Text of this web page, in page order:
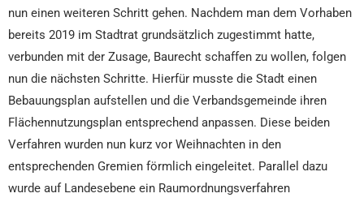
nun einen weiteren Schritt gehen. Nachdem man dem Vorhaben
bereits 2019 im Stadtrat grundsätzlich zugestimmt hatte,
verbunden mit der Zusage, Baurecht schaffen zu wollen, folgen
nun die nächsten Schritte. Hierfür musste die Stadt einen
Bebauungsplan aufstellen und die Verbandsgemeinde ihren
Flächennutzungsplan entsprechend anpassen. Diese beiden
Verfahren wurden nun kurz vor Weihnachten in den
entsprechenden Gremien förmlich eingeleitet. Parallel dazu
wurde auf Landesebene ein Raumordnungsverfahren